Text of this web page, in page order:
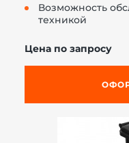
Возможность
техникой
Цена по запросу